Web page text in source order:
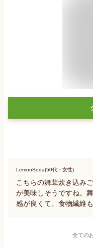
LemonSoda(50代・女性)
こちらの舞茸炊き込み
が美味しそうですね。
感が良くて、食物繊維
全ての